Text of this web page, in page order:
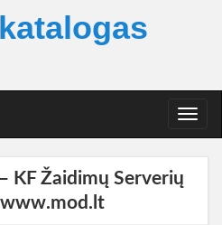
T
o
KF Žaidimų Serverių